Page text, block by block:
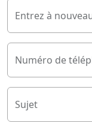
Entrez à
Numéro de
Sujet